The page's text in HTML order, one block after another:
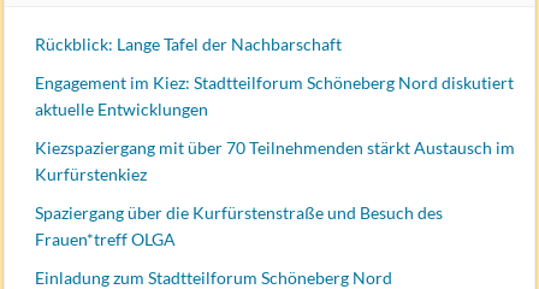
Rückblick: Lange Tafel der Nachbarschaft
Engagement im Kiez: Stadtteilforum Schöneberg Nord diskutiert
aktuelle Entwicklungen
Kiezspaziergang mit über 70 Teilnehmenden stärkt Austausch im
Kurfürstenkiez
Spaziergang über die Kurfürstenstraße und Besuch des
Frauen*treff OLGA
Einladung zum Stadtteilforum Schöneberg Nord